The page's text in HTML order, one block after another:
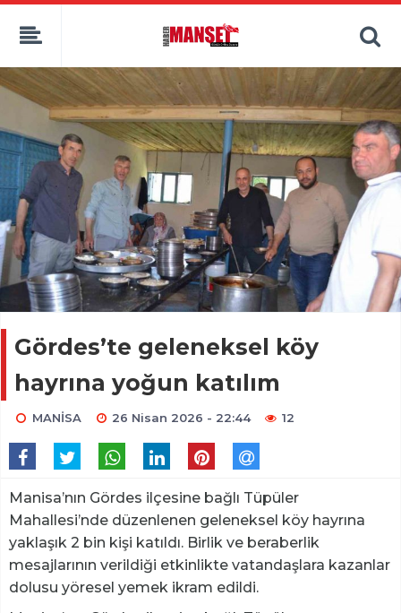
Gördes’te geleneksel köy
hayrına yoğun katılım
MANİSA 26 Nisan 2026 - 22:44 12
Manisa’nın Gördes ilçesine bağlı Tüpüler
Mahallesi’nde düzenlenen geleneksel köy hayrına
yaklaşık 2 bin kişi katıldı. Birlik ve beraberlik
mesajlarının verildiği etkinlikte vatandaşlara kazanlar
dolusu yöresel yemek ikram edildi.